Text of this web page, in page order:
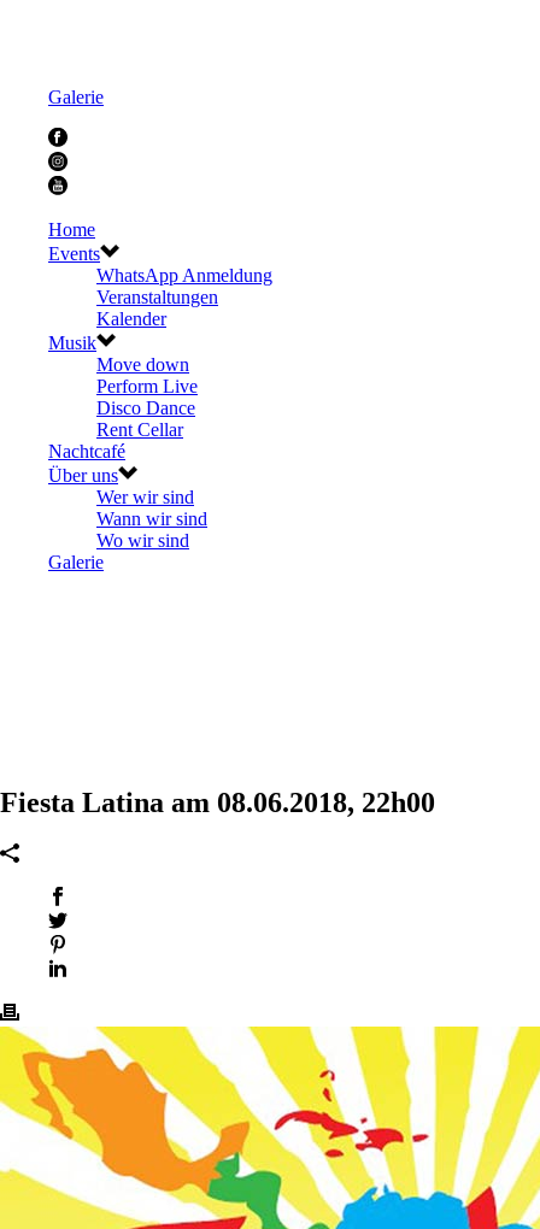
Galerie
Home
Events
WhatsApp Anmeldung
Veranstaltungen
Kalender
Musik
Move down
Perform Live
Disco Dance
Rent Cellar
Nachtcafé
Über uns
Wer wir sind
Wann wir sind
Wo wir sind
Galerie
Fiesta Latina am 08.06.2018, 22h00